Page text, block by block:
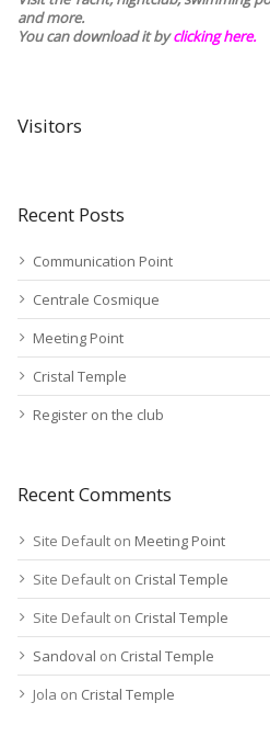
and more.
You can download it byclicking here.
Visitors
Recent Posts
Communication Point
Centrale Cosmique
Meeting Point
Cristal Temple
Register on the club
Recent Comments
Site Default on Meeting Point
Site Default on Cristal Temple
Site Default on Cristal Temple
Sandoval on Cristal Temple
Jola on Cristal Temple